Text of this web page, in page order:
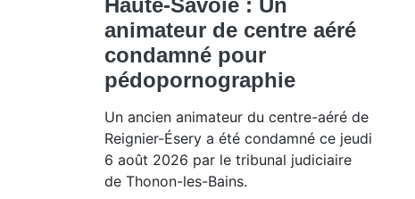
animateur de centre aéré
condamné pour
pédopornographie
Un ancien animateur du centre-aéré de
Reignier-Ésery a été condamné ce jeudi
6 août 2026 par le tribunal judiciaire
de Thonon-les-Bains.